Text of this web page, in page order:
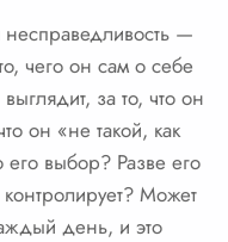
—
чего он сам о себе
за то, что он
он «не такой, как
выбор? Разве его
контролирует? Может
день, и это